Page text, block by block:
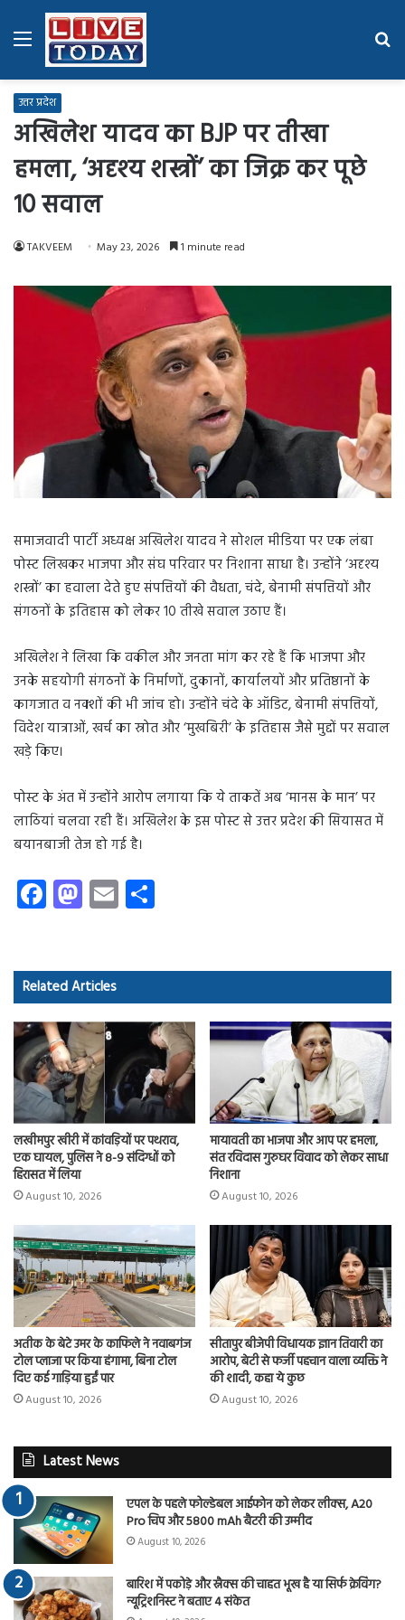
Menu
उत्तर प्रदेश
अखिलेश यादव का BJP पर तीखा
हमला, ‘अदृश्य शस्त्रों’ का जिक्र कर पूछे
10 सवाल
TAKVEEM May 23, 2026 1 minute read
समाजवादी पार्टी अध्यक्ष अखिलेश यादव ने सोशल मीडिया पर एक लंबा
पोस्ट लिखकर भाजपा और संघ परिवार पर निशाना साधा है। उन्होंने ‘अदृश्य
शस्त्रों’ का हवाला देते हुए संपत्तियों की वैधता, चंदे, बेनामी संपत्तियों और
संगठनों के इतिहास को लेकर 10 तीखे सवाल उठाए हैं।
अखिलेश ने लिखा कि वकील और जनता मांग कर रहे हैं कि भाजपा और
उनके सहयोगी संगठनों के निर्माणों, दुकानों, कार्यालयों और प्रतिष्ठानों के
कागजात व नक्शों की भी जांच हो। उन्होंने चंदे के ऑडिट, बेनामी संपत्तियों,
विदेश यात्राओं, खर्च का स्रोत और ‘मुखबिरी’ के इतिहास जैसे मुद्दों पर सवाल
खड़े किए।
पोस्ट के अंत में उन्होंने आरोप लगाया कि ये ताकतें अब ‘मानस के मान’ पर
लाठियां चलवा रही हैं। अखिलेश के इस पोस्ट से उत्तर प्रदेश की सियासत में
बयानबाजी तेज हो गई है।
Fa
ce
o
ok
M
as
d
o
n
E
m
Related Articles
लखीमपुर खीरी में कांवड़ियों पर पथराव,
एक घायल, पुलिस ने 8-9 संदिग्धों को
हिरासत में लिया
August 10, 2026
मायावती का भाजपा और आप पर हमला,
संत रविदास गुरुघर विवाद को लेकर साधा
निशाना
August 10, 2026
अतीक के बेटे उमर के काफिले ने नवाबगंज
टोल प्लाजा पर किया हंगामा, बिना टोल
दिए कई गाड़िया हुईं पार
August 10, 2026
सीतापुर बीजेपी विधायक ज्ञान तिवारी का
आरोप, बेटी से फर्जी पहचान वाला व्यक्ति ने
की शादी, कहा ये कुछ
August 10, 2026
Latest News
एपल के पहले फोल्डेबल आईफोन को लेकर लीक्स, A20
Pro चिप और 5800 mAh बैटरी की उम्मीद
August 10, 2026
बारिश में पकोड़े और स्नैक्स की चाहत भूख है या सिर्फ क्रेविंग?
न्यूट्रिशनिस्ट ने बताए 4 संकेत